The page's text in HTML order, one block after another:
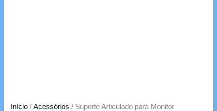
Início /Acessórios / Suporte Articulado para Monitor